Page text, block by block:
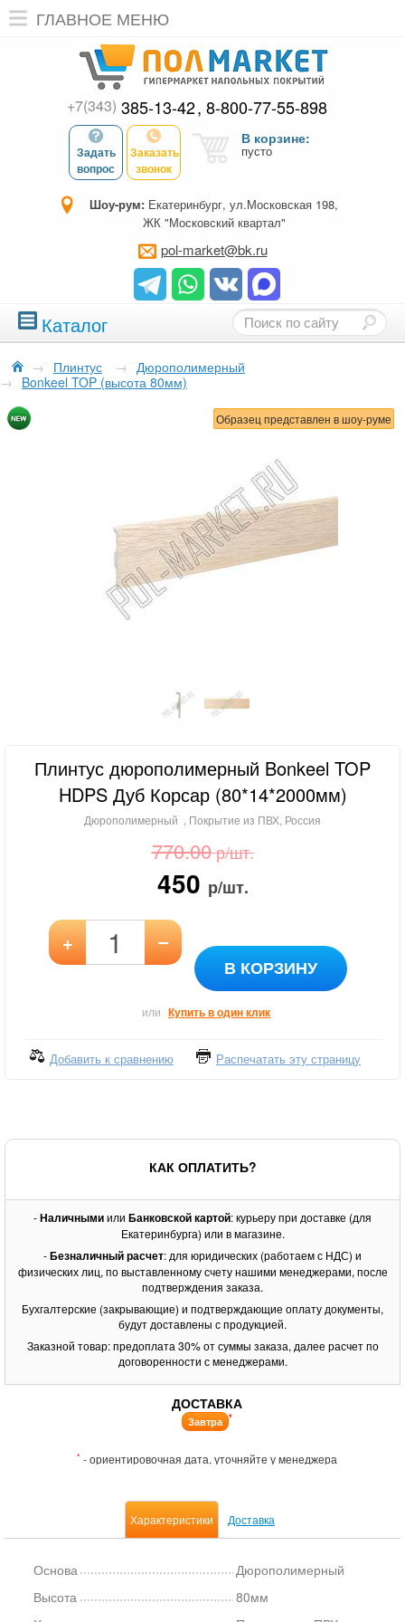
ГЛАВНОЕ МЕНЮ
+7(343) 385-13-42 8-800-77-55-898
Задать
вопрос
Заказать
звонок
В корзине:
пусто
Шоу-рум: Екатеринбург, ул.Московская 198,
ЖК "Московский квартал"
pol-market@bk.ru
Каталог
→ Плинтус → Дюрополимерный
→ Bonkeel TOP (высота 80мм)
Образец представлен в шоу-руме
Плинтус дюрополимерный Bonkeel TOP
HDPS Дуб Корсар (80*14*2000мм)
Дюрополимерный , Покрытие из ПВХ, Россия
770.00р/шт.
450 р/шт.
+ –
В КОРЗИНУ
или Купить в один клик
Добавить к сравнению Распечатать эту страницу
КАК ОПЛАТИТЬ?
-Наличнымиили Банковской картой: курьеру при доставке (для
Екатеринбурга) или в магазине.
-Безналичный расчет: для юридических (работаем с НДС) и
физических лиц, по выставленному счету нашими менеджерами, после
подтверждения заказа.
Бухгалтерские (закрывающие) и подтверждающие оплату документы,
будут доставлены с продукцией.
Заказной товар: предоплата 30% от суммы заказа, далее расчет по
договоренности с менеджерами.
ДОСТАВКА
Завтра *
* - ориентировочная дата, уточняйте у менеджера
Характеристики Доставка
Основа
Дюрополимерный
Высота
80мм